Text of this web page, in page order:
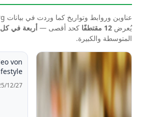
يُعرض 12 مقتطفًا كحد أقصى — أربعة في
المتوسطة والكبيرة.
von
27 23:15:27